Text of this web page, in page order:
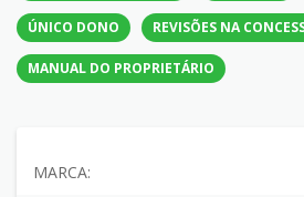
ÚNICO DONO REVISÕES NA
MANUAL DO PROPRIETÁRIO
MARCA: